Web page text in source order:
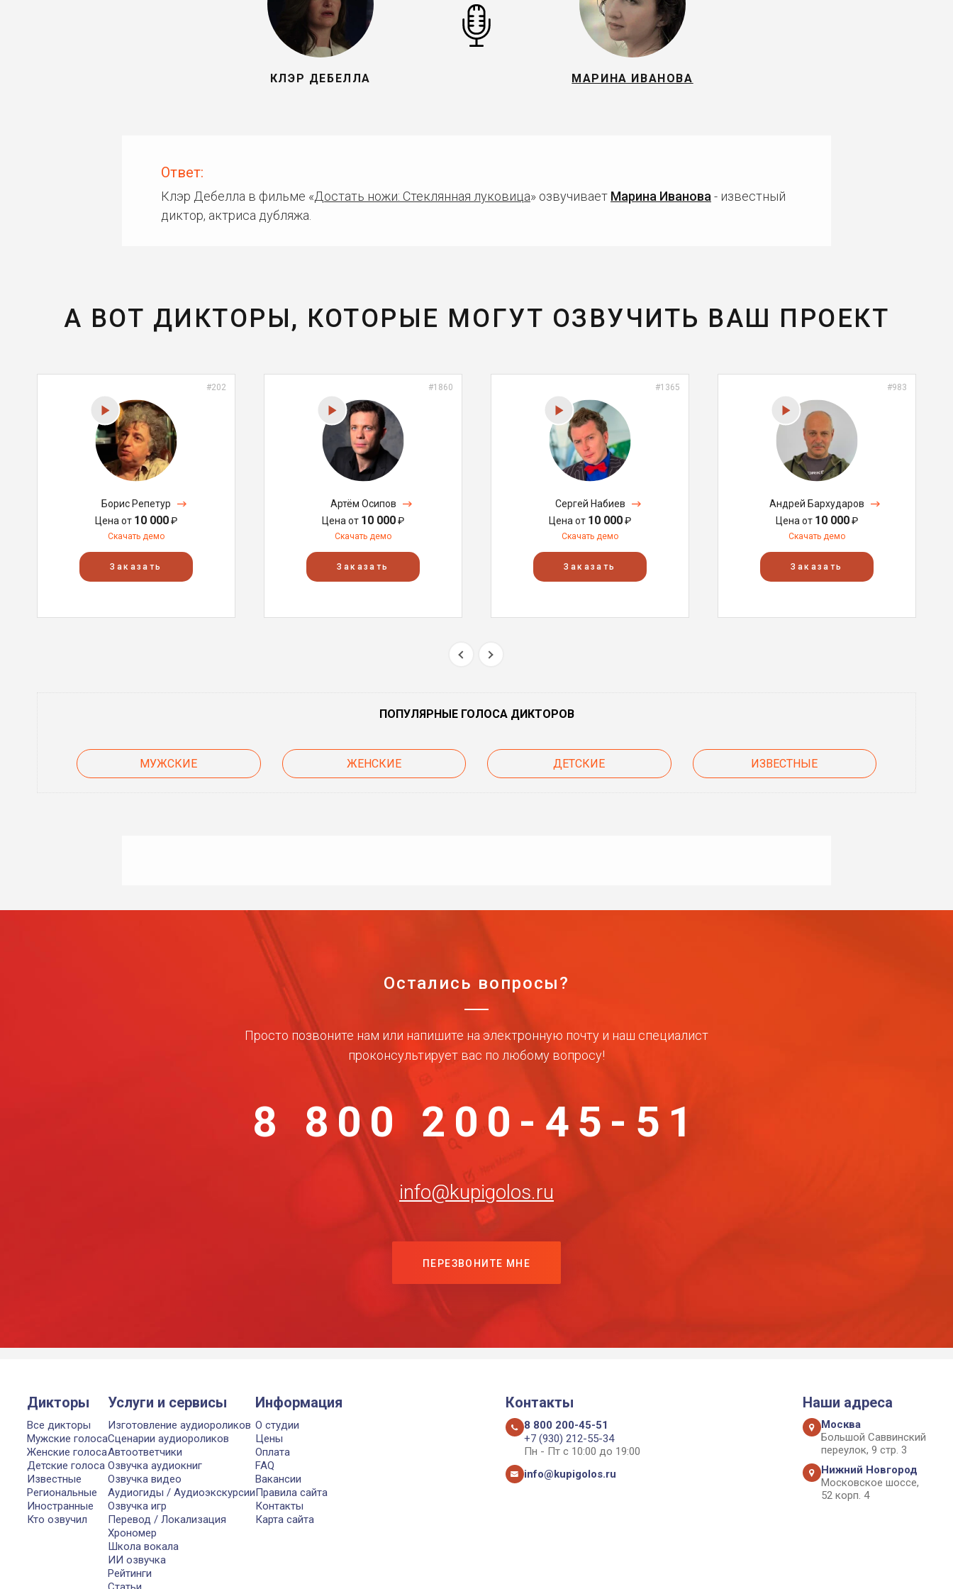
КЛЭР ДЕБЕЛЛА МАРИНА ИВАНОВА
Ответ:
Клэр Дебелла в фильме «Достать ножи: Стеклянная луковица» озвучивает Марина Иванова - известный
диктор, актриса дубляжа.
А ВОТ ДИКТОРЫ, КОТОРЫЕ МОГУТ ОЗВУЧИТЬ ВАШ ПРОЕКТ
#202
Борис Репетур
Цена от 10 000₽
Скачать демо
Заказать
#1860
Артём Осипов
Цена от 10 000₽
Скачать демо
Заказать
#1365
Сергей Набиев
Цена от 10 000₽
Скачать демо
Заказать
#983
Андрей Бархударов
Цена от 10 000₽
Скачать демо
Заказать
ПОПУЛЯРНЫЕ ГОЛОСА ДИКТОРОВ
МУЖСКИЕ ЖЕНСКИЕ ДЕТСКИЕ ИЗВЕСТНЫЕ
Остались вопросы?
Просто позвоните нам или напишите на электронную почту и наш специалист
проконсультирует вас по любому вопросу!
8 800 200-45-51
info@kupigolos.ru
ПЕРЕЗВОНИТЕ МНЕ
Дикторы
Все дикторы
Мужские голоса
Женские голоса
Детские голоса
Известные
Региональные
Иностранные
Кто озвучил
Услуги и сервисы
Изготовление аудиороликов
Сценарии аудиороликов
Автоответчики
Озвучка аудиокниг
Озвучка видео
Аудиогиды / Аудиоэкскурсии
Озвучка игр
Перевод / Локализация
Хрономер
Школа вокала
ИИ озвучка
Рейтинги
Информация
О студии
Цены
Оплата
FAQ
Вакансии
Правила сайта
Контакты
Карта сайта
Контакты
8 800 200-45-51
+7 (930) 212-55-34
Пн - Пт с 10:00 до 19:00
info@kupigolos.ru
Наши адреса
Москва
Большой Саввинский
переулок, 9 стр. 3
Нижний Новгород
Московское шоссе,
52 корп. 4